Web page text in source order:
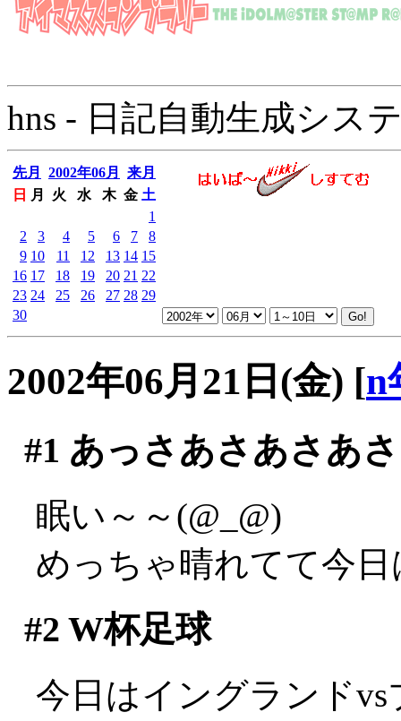
hns - 日記自動生成シス
先月 2002年06月
来月
日
月 火 水 木 金 土
1
2
3 4 5 6 7
8
9 10 11 12 13 14 15
16 17 18 19 20 21 22
23 24 25 26 27 28 29
30
2002年06月21日(金) [n
#1 あっさあさあさあ
眠い～～(@_@)
めっちゃ晴れてて今
#2 W杯足球
今日はイングランド